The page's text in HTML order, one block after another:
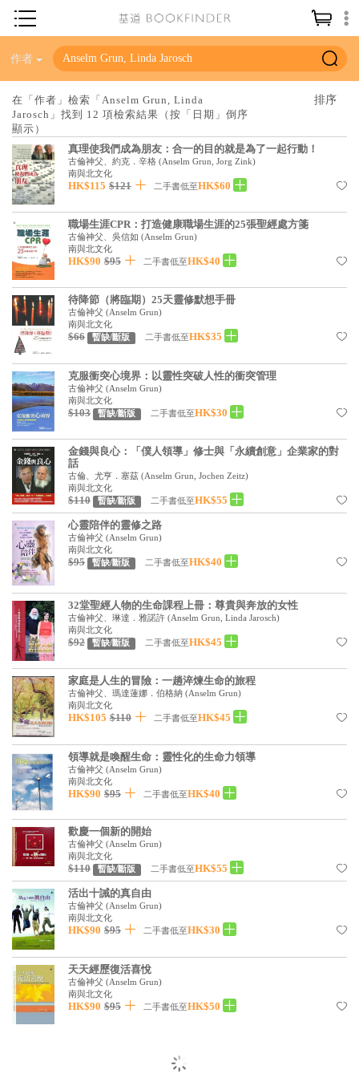
神學／教義
聖經
信仰入門
教會歷史
靈修／禱告
信徒生活
教會事工
分齡牧養
社會／倫理
哲學／宗教比較
見證／傳記
文藝／勵志
精選影音
其他
禮品專區
得獎作品推介
中文二手書
英文二手書
精選英文書
電子書
基道 Top 50
作者
在「作者」檢索「Anselm Grun, Linda
Jarosch」找到 12 項檢索結果（按「日期」倒序
顯示）
真理使我們成為朋友：合一的目的就是為了一起行動！
古倫神父、約克．辛格 (Anselm Grun, Jorg Zink)
南與北文化
HK$115 $121 二手書低至HK$60
職場生涯CPR：打造健康職場生涯的25張聖經處方箋
古倫神父、吳信如 (Anselm Grun)
南與北文化
HK$90 $95 二手書低至HK$40
待降節（將臨期）25天靈修默想手冊
古倫神父 (Anselm Grun)
南與北文化
$66 暫缺/斷版 二手書低至HK$35
克服衝突心境界：以靈性突破人性的衝突管理
古倫神父 (Anselm Grun)
南與北文化
$103 暫缺/斷版 二手書低至HK$30
金錢與良心：「僕人領導」修士與「永續創意」企業家的對
話
古倫、尤亨．塞茲 (Anselm Grun, Jochen Zeitz)
南與北文化
$110 暫缺/斷版 二手書低至HK$55
心靈陪伴的靈修之路
古倫神父 (Anselm Grun)
南與北文化
$95 暫缺/斷版 二手書低至HK$40
32堂聖經人物的生命課程上冊：尊貴與奔放的女性
古倫神父、琳達．雅諾許 (Anselm Grun, Linda Jarosch)
南與北文化
$92 暫缺/斷版 二手書低至HK$45
家庭是人生的冒險：一趟淬煉生命的旅程
古倫神父、瑪達蓮娜．伯格納 (Anselm Grun)
南與北文化
HK$105 $110 二手書低至HK$45
領導就是喚醒生命：靈性化的生命力領導
古倫神父 (Anselm Grun)
南與北文化
HK$90 $95 二手書低至HK$40
歡慶一個新的開始
古倫神父 (Anselm Grun)
南與北文化
$110 暫缺/斷版 二手書低至HK$55
活出十誡的真自由
古倫神父 (Anselm Grun)
南與北文化
HK$90 $95 二手書低至HK$30
天天經歷復活喜悅
古倫神父 (Anselm Grun)
南與北文化
HK$90 $95 二手書低至HK$50